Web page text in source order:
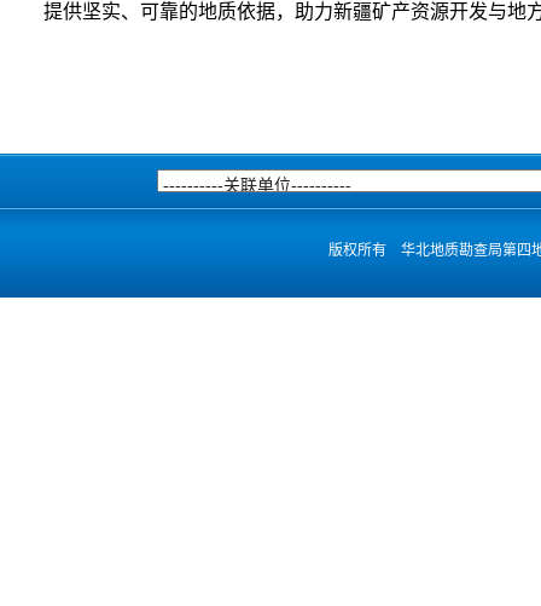
提供坚实、可靠的地质依据，助力新疆矿产资源开发与地
版权所有 华北地质勘查局第四